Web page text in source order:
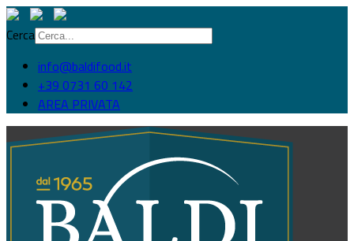
Cerca
info@baldifood.it
+39 0731 60 142
AREA PRIVATA